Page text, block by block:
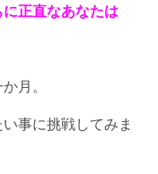
正直なあなたは
月。
事に挑戦してみま